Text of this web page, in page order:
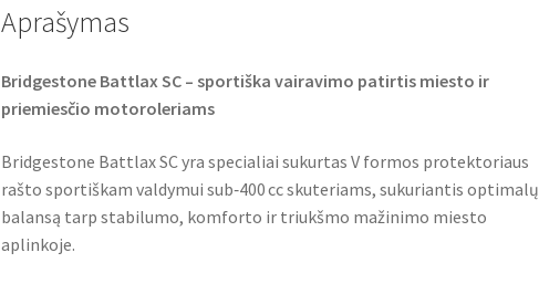
k
Aprašymas
Bridgestone Battlax SC – sportiška vairavimo patirtis miesto ir
priemiesčio motoroleriams
Bridgestone Battlax SC yra specialiai sukurtas V formos protektoriaus
rašto sportiškam valdymui sub‑400 cc skuteriams, sukuriantis optimalų
balansą tarp stabilumo, komforto ir triukšmo mažinimo miesto
aplinkoje.